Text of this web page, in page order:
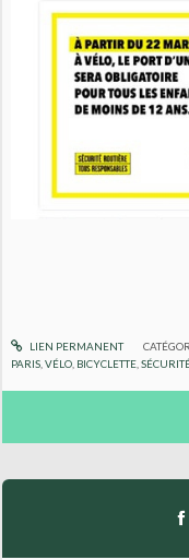
LIEN PERMANENT
PARIS ,VÉLO BICYCLETTE ,